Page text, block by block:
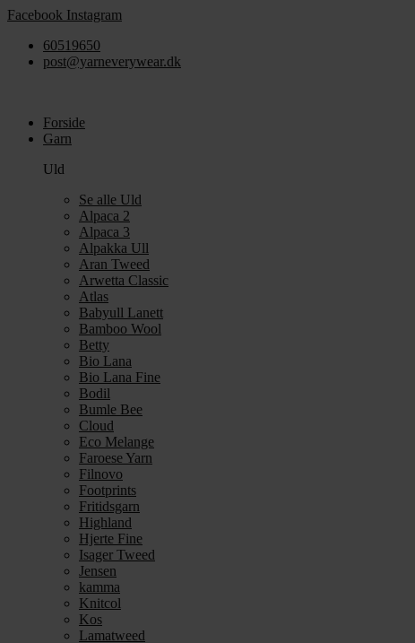
Videre
indhold
Facebook Instagram
60519650
post@yarneverywear.dk
Forside
Garn
Uld
Se alle Uld
Alpaca 2
Alpaca 3
Alpakka Ull
Aran Tweed
Arwetta Classic
Atlas
Babyull Lanett
Bamboo Wool
Betty
Bio Lana
Bio Lana Fine
Bodil
Bumle Bee
Cloud
Eco Melange
Faroese Yarn
Filnovo
Footprints
Fritidsgarn
Highland
Hjerte Fine
Isager Tweed
Jensen
kamma
Knitcol
Kos
Lamatweed